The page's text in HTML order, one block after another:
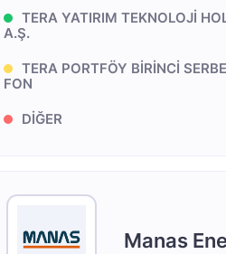
TERA YATIRIM TEKNOLOJİ
A.Ş.
TERA PORTFÖY BİRİNCİ
FON
DİĞER
Manas